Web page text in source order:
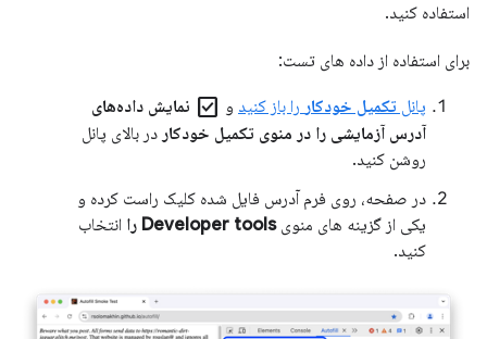
استفاده کنید.
برای استفاده از داده های تست:
پانل تکمیل خودکار را باز کنید و check_box نمایش داده‌های
آدرس آزمایشی را در منوی تکمیل خودکار در بالای پانل
روشن کنید.
در صفحه، روی فرم آدرس فایل شده کلیک راست کرده و
یکی از گزینه های منویDeveloper tools را
انتخاب
کنید.